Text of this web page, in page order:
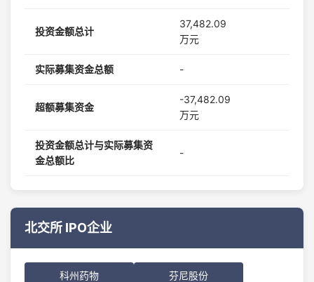
投资金额总计
37,482.09
万元
实际募集资金总额 -
超额募集资金
-37,482.09
万元
投资金额总计与实际募集资
金总额比
-
北交所 IPO企业
科州药物 芬尼股份